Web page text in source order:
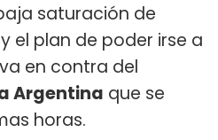
saturación de
el plan de poder irse a
en contra del
Argentina que se
horas.